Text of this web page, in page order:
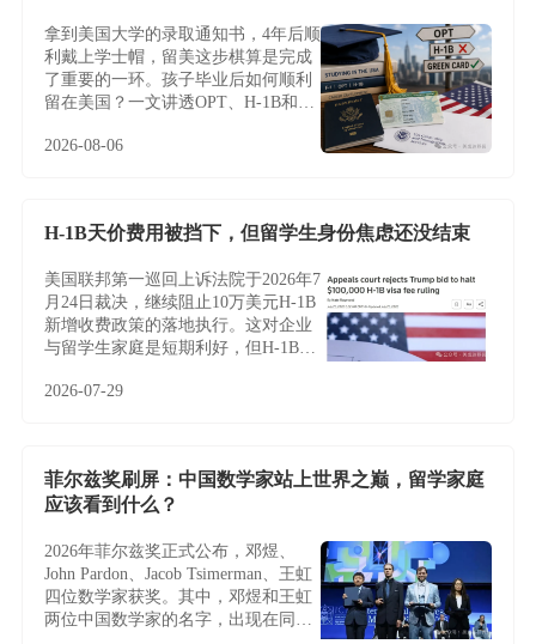
拿到美国大学的录取通知书，4年后顺
利戴上学士帽，留美这步棋算是完成
了重要的一环。孩子毕业后如何顺利
留在美国？一文讲透OPT、H-1B和绿
2026-08-06
H-1B天价费用被挡下，但留学生身份焦虑还没结束
美国联邦第一巡回上诉法院于2026年7
月24日裁决，继续阻止10万美元H-1B
新增收费政策的落地执行。这对企业
与留学生家庭是短期利好，但H-1B制
加权抽签、雇主绑定与临时身份——
2026-07-29
菲尔兹奖刷屏：中国数学家站上世界之巅，留学家庭
应该看到什么？
2026年菲尔兹奖正式公布，邓煜、
John Pardon、Jacob Tsimerman、王虹
四位数学家获奖。其中，邓煜和王虹
两位中国数学家的名字，出现在同一